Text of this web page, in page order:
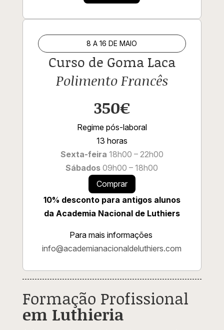
8 A 16 DE MAIO
Curso de Goma Laca
Polimento Francês
350€
Regime pós-laboral
13 horas
Sexta-feira 18h00 – 22h00
Sábados 09h00 – 18h00
Comprar
10% desconto para antigos alunos
da Academia Nacional de Luthiers
Para mais informações
info@academianacionaldeluthiers.com
Formação Profissional
em Luthieria